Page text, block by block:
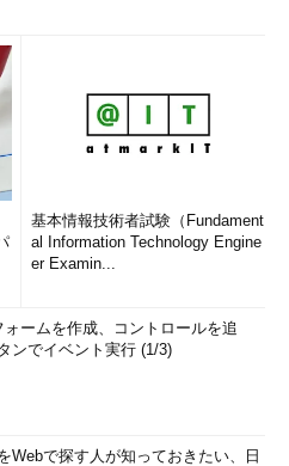
基本情報技術者試験（Fundament
al Information Technology Engine
er Examin...
ォームを作成、コントロールを追
ンでイベント実行 (1/3)
Webで探す人が知っておきたい、日